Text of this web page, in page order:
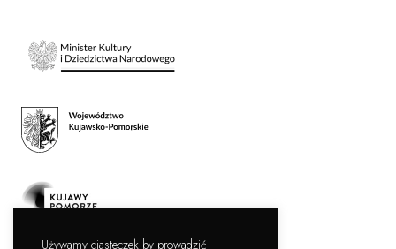
Używamy ciasteczek by prowadzić